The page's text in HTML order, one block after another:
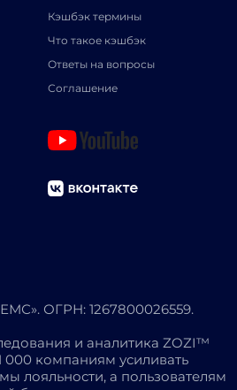
Кэшбэк термины
Что такое кэшбэк
Ответы на вопросы
Соглашение
ОГРН: 1267800026559.
и аналитика ZOZI™
000 компаниям усиливать
лояльности, а пользователям